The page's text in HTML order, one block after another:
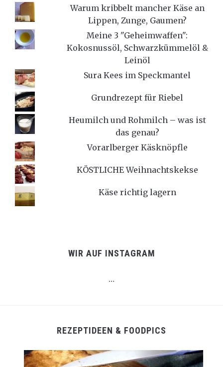
Warum kribbelt mancher Käse an
Lippen, Zunge, Gaumen?
Meine 3 "Geheimwaffen":
Kokosnussöl, Schwarzkümmelöl &
Leinöl
Sura Kees im Speckmantel
Grundrezept für Riebel
Heumilch und Rohmilch – was ist
das genau?
Vorarlberger Käsknöpfle
KÖSTLICHE Weihnachtskekse
Käse richtig lagern
WIR AUF INSTAGRAM
…
REZEPTIDEEN & FOODPICS